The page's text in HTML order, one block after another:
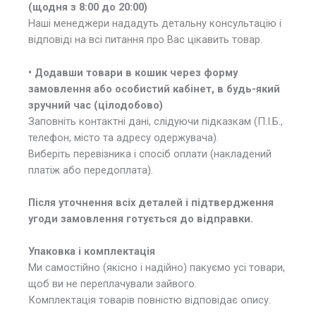
(щодня з 8:00 до 20:00)
Наші менеджери нададуть детальну консультацію і
відповіді на всі питання про Вас цікавить товар.
• Додавши товари в кошик через форму
замовлення або особистий кабінет, в будь-який
зручний час (цілодобово)
Заповніть контактні дані, слідуючи підказкам (П.І.Б.,
телефон, місто та адресу одержувача).
Виберіть перевізника і спосіб оплати (накладений
платіж або передоплата).
Після уточнення всіх деталей і підтвердження
угоди замовлення готується до відправки.
Упаковка і комплектація
Ми самостійно (якісно і надійно) пакуємо усі товари,
щоб ви не переплачували зайвого.
Комплектація товарів повністю відповідає опису.